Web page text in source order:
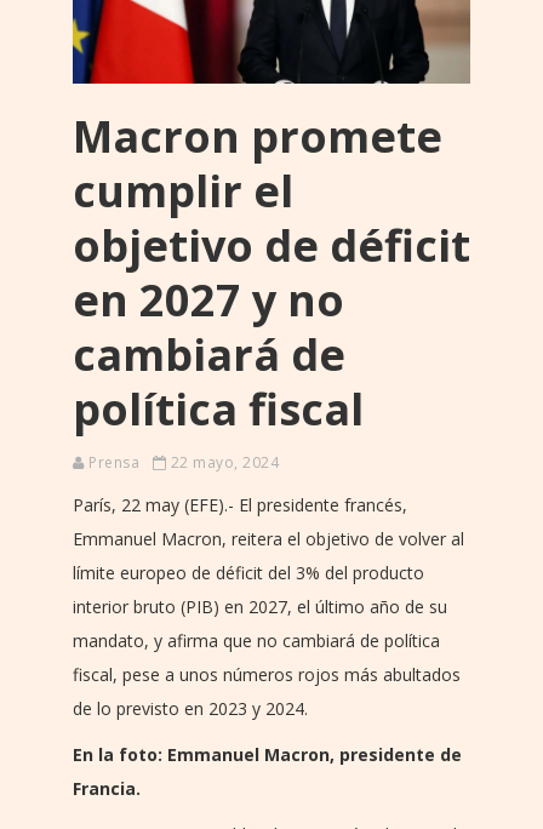
Macron promete
cumplir el
objetivo de déficit
en 2027 y no
cambiará de
política fiscal
Prensa 22 mayo, 2024
París, 22 may (EFE).- El presidente francés,
Emmanuel Macron, reitera el objetivo de volver al
límite europeo de déficit del 3% del producto
interior bruto (PIB) en 2027, el último año de su
mandato, y afirma que no cambiará de política
fiscal, pese a unos números rojos más abultados
de lo previsto en 2023 y 2024.
En la foto: Emmanuel Macron, presidente de
Francia.